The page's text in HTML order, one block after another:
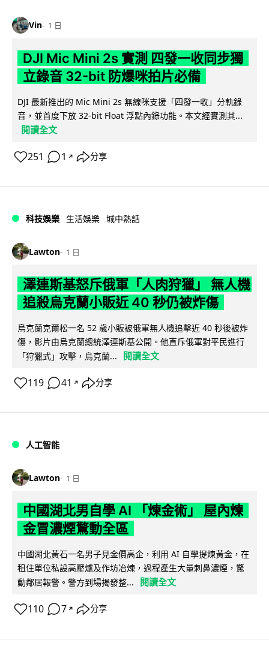
Vin 1 日
DJI Mic Mini 2s 實測 四發一收同步獨
立錄音 32-bit 防爆咪拍片必備
DJI 最新推出的 Mic Mini 2s 無線咪支援「四發一收」分軌錄
音，並首度下放 32-bit Float 浮點內錄功能。本文經實測其...
閱讀全文
251 1 ↗ 分享
科技娛樂 生活娛樂 城中熱話
Lawton 1 日
澤連斯基怒斥俄軍「人肉狩獵」 無人機
追殺烏克蘭小販近 40 秒仍被炸傷
烏克蘭克爾松一名 52 歲小販被俄軍無人機追擊近 40 秒後被炸
傷，影片由烏克蘭總統澤連斯基公開。他直斥俄軍對平民進行
「狩獵式」攻擊，烏克蘭...
閱讀全文
119 41 ↗ 分享
人工智能
Lawton 1 日
中國湖北男自學 AI 「煉金術」 屋內煉
金冒濃煙驚動全區
中國湖北黃石一名男子見金價高企，利用 AI 自學提煉黃金，在
租住單位私設高壓爐及作坊冶煉，過程產生大量刺鼻濃煙，驚
動鄰居報警。警方到場揭發整...
閱讀全文
110 7 ↗ 分享